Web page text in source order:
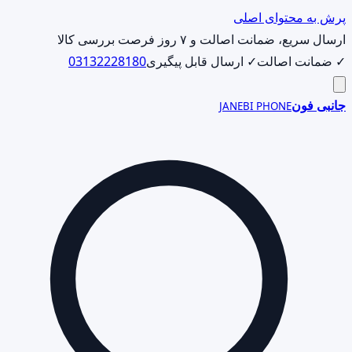
پرش به محتوای اصلی
ارسال سریع، ضمانت اصالت و ۷ روز فرصت بررسی کالا
✓ ضمانت اصالت✓ ارسال قابل پیگیری03132228180
جانبی فونJANEBI PHONE